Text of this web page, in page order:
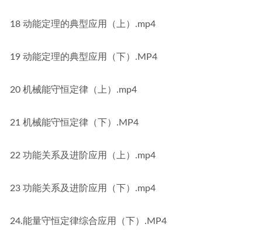
18 动能定理的典型应用（上）.mp4
19 动能定理的典型应用（下）.MP4
20 机械能守恒定律（上）.mp4
21 机械能守恒定律（下）.MP4
22 功能关系及进阶应用（上）.mp4
23 功能关系及进阶应用（下）.mp4
24.能量守恒定律综合应用（下）.MP4